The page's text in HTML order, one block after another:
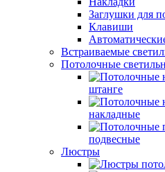
Заглушки для
Клавиши
Встраиваемые
Потолочные
штанге
накладные
подвесные
Люстры